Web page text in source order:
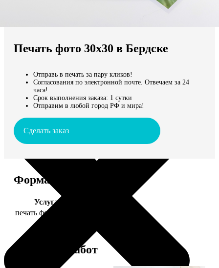
Мы доставляем по всему миру
Продолжить без города
Печать фото 30х30 в Бердске
Отправь в печать за пару кликов!
Согласования по электронной почте. Отвечаем за 24
часа!
Срок выполнения заказа: 1 сутки
Отправим в любой город РФ и мира!
Сделать заказ
Форматы и цены
Услуга
печать фото 30х30
Примеры работ